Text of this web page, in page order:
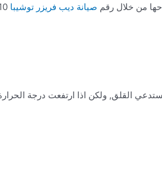
من خلال رقم صيانة ديب فريزر توشيبا
القلق, ولكن اذا ارتفعت درجة